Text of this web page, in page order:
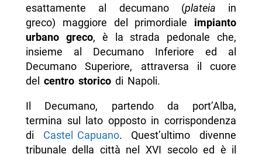
esattamente al decumano (plateia in
greco) maggiore del primordiale impianto
urbano greco, è la strada pedonale che,
insieme al Decumano Inferiore ed al
Decumano Superiore, attraversa il cuore
del centro storicodi Napoli.
Il Decumano, partendo da port’Alba,
termina sul lato opposto in corrispondenza
di Castel Capuano. Quest’ultimo divenne
tribunale della città nel XVI secolo ed è il